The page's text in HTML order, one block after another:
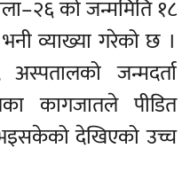
को जन्ममिति १८
व्याख्या गरेको छ ।
जन्मदर्ता
कागजातले पीडित
देखिएको उच्च